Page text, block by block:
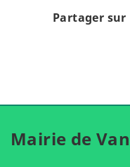
Partager sur
Mairie de